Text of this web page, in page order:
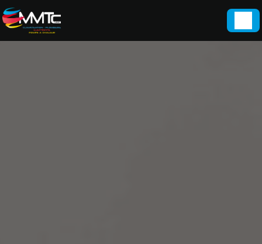
Panneau de gestion des cookies